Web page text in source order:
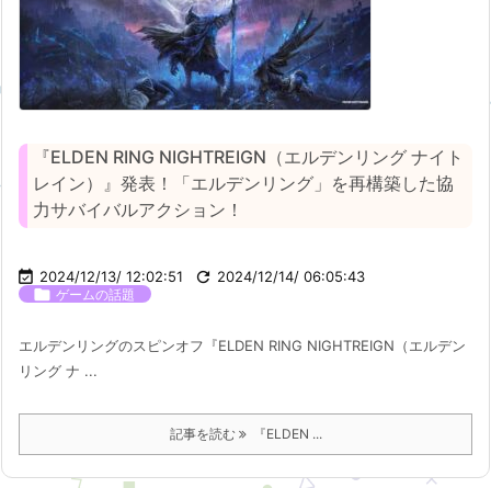
『ELDEN RING NIGHTREIGN（エルデンリング ナイト
レイン）』発表！「エルデンリング」を再構築した協
力サバイバルアクション！
 2024/12/13/ 12:02:51  2024/12/14/ 06:05:43
 ゲームの話題
エルデンリングのスピンオフ『ELDEN RING NIGHTREIGN（エルデン
リング ナ ...
記事を読む 『ELDEN ...